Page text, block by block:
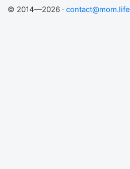
© 2014—2026 · contact@mom.life